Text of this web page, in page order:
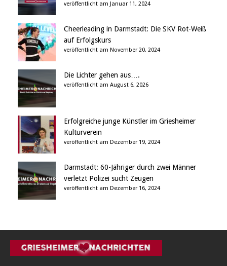
veröffentlicht am Januar 11, 2024
Cheerleading in Darmstadt: Die SKV Rot-Weiß
auf Erfolgskurs
veröffentlicht am November 20, 2024
Die Lichter gehen aus….
veröffentlicht am August 6, 2026
Erfolgreiche junge Künstler im Griesheimer
Kulturverein
veröffentlicht am Dezember 19, 2024
Darmstadt: 60-Jähriger durch zwei Männer
verletzt Polizei sucht Zeugen
veröffentlicht am Dezember 16, 2024